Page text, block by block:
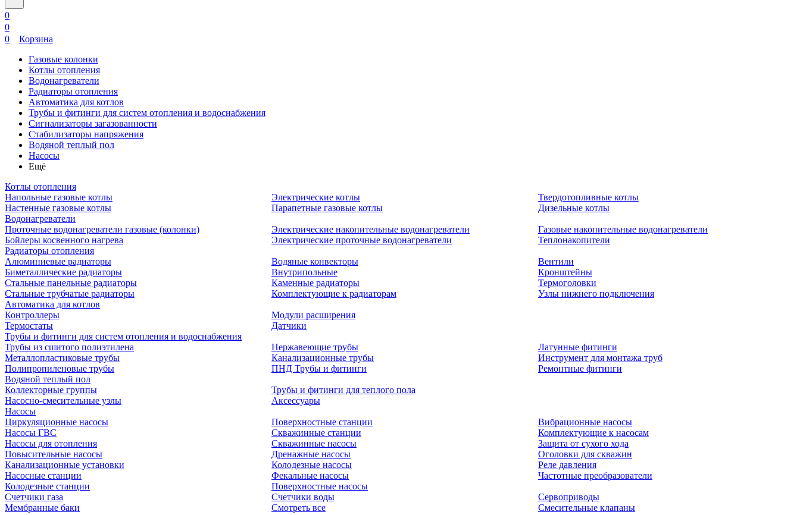
0
0
0
Корзина
Газовые колонки
Котлы отопления
Водонагреватели
Радиаторы отопления
Автоматика для котлов
Трубы и фитинги для систем отопления и водоснабжения
Сигнализаторы загазованности
Стабилизаторы напряжения
Водяной теплый пол
Насосы
Ещё
Котлы отопления
Напольные газовые котлы
Настенные газовые котлы
Электрические котлы
Парапетные газовые котлы
Твердотопливные котлы
Дизельные котлы
Водонагреватели
Проточные водонагреватели газовые (колонки)
Бойлеры косвенного нагрева
Электрические накопительные водонагреватели
Электрические проточные водонагреватели
Газовые накопительные водонагреватели
Теплонакопители
Радиаторы отопления
Алюминиевые радиаторы
Биметаллические радиаторы
Стальные панельные радиаторы
Стальные трубчатые радиаторы
Водяные конвекторы
Внутрипольные
Каменные радиаторы
Комплектующие к радиаторам
Вентили
Кронштейны
Термоголовки
Узлы нижнего подключения
Автоматика для котлов
Контроллеры
Термостаты
Модули расширения
Датчики
Трубы и фитинги для систем отопления и водоснабжения
Трубы из сшитого полиэтилена
Металлопластиковые трубы
Полипропиленовые трубы
Нержавеющие трубы
Канализационные трубы
ПНД Трубы и фитинги
Латунные фитинги
Инструмент для монтажа труб
Ремонтные фитинги
Водяной теплый пол
Коллекторные группы
Насосно-смесительные узлы
Трубы и фитинги для теплого пола
Аксессуары
Насосы
Циркуляционные насосы
Насосы ГВС
Насосы для отопления
Повысительные насосы
Канализационные установки
Насосные станции
Колодезные станции
Поверхностные станции
Скважинные станции
Скважинные насосы
Дренажные насосы
Колодезные насосы
Фекальные насосы
Поверхностные насосы
Вибрационные насосы
Комплектующие к насосам
Защита от сухого хода
Оголовки для скважин
Реле давления
Частотные преобразователи
Счетчики газа
Мембранные баки
Счетчики воды
Смотреть все
Сервоприводы
Смесительные клапаны